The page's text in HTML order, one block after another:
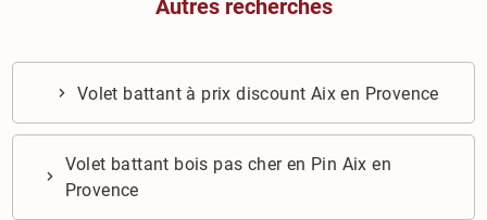
Autres recherches
Volet battant à prix discount Aix en Provence
Volet battant bois pas cher en Pin Aix en
Provence